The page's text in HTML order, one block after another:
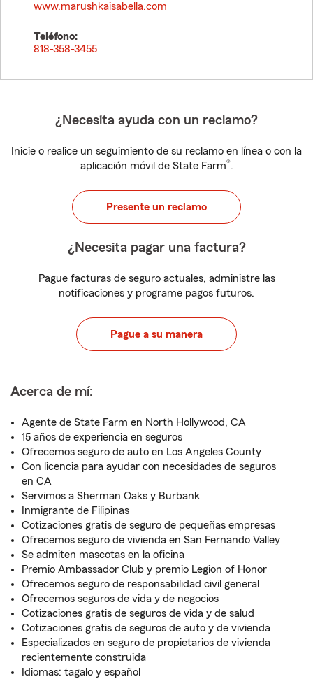
www.marushkaisabella.com
Teléfono:
818-358-3455
¿Necesita ayuda con un reclamo?
Inicie o realice un seguimiento de su reclamo en línea o con la
aplicación móvil de State Farm®.
Presente un reclamo
¿Necesita pagar una factura?
Pague facturas de seguro actuales, administre las
notificaciones y programe pagos futuros.
Pague a su manera
Acerca de mí:
Agente de State Farm en North Hollywood, CA
15 años de experiencia en seguros
Ofrecemos seguro de auto en Los Angeles County
Con licencia para ayudar con necesidades de seguros
en CA
Servimos a Sherman Oaks y Burbank
Inmigrante de Filipinas
Cotizaciones gratis de seguro de pequeñas empresas
Ofrecemos seguro de vivienda en San Fernando Valley
Se admiten mascotas en la oficina
Premio Ambassador Club y premio Legion of Honor
Ofrecemos seguro de responsabilidad civil general
Ofrecemos seguros de vida y de negocios
Cotizaciones gratis de seguros de vida y de salud
Cotizaciones gratis de seguros de auto y de vivienda
Especializados en seguro de propietarios de vivienda
recientemente construida
Idiomas: tagalo y español